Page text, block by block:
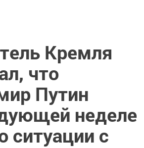
Кремля
что
Путин
неделе
ситуации с